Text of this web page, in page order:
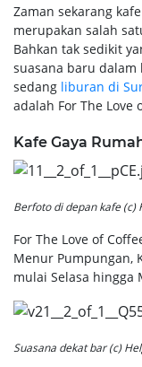
Zaman sekarang
merupakan salah
Bahkan tak sedikit
suasana baru dalam
sedang liburan di
adalah For The Love
Kafe Gaya
Berfoto di depan kafe (c)
For The Love of
Menur Pumpungan,
mulai Selasa hingga
Suasana dekat bar (c)